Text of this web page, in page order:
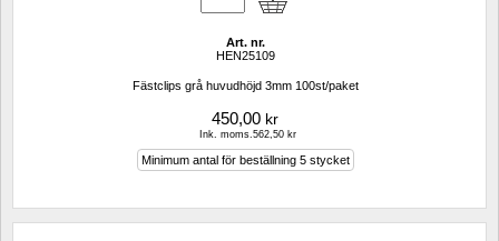
Art. nr.
HEN25109
Fästclips grå huvudhöjd 3mm 100st/paket
450,00 kr
Ink. moms.562,50 kr
Minimum antal för beställning 5 stycket